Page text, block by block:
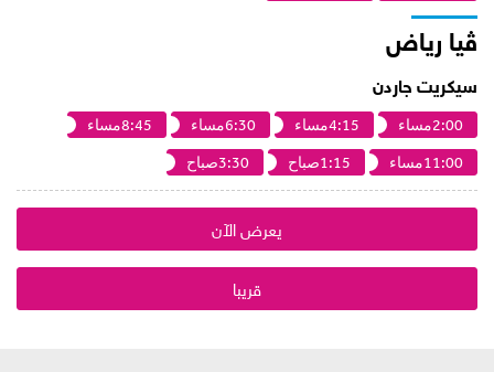
ڤيا رياض
سيكريت جاردن
2:00مساء 4:15مساء 6:30مساء
8:45مساء
11:00مساء
1:15صباح 3:30صباح
يعرض الآن
قريبا